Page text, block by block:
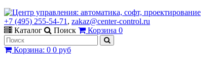
+7 (495) 255-54-71 , zakaz@center-control.ru
Каталог
Поиск Корзина 0
Корзина: 0 0 руб